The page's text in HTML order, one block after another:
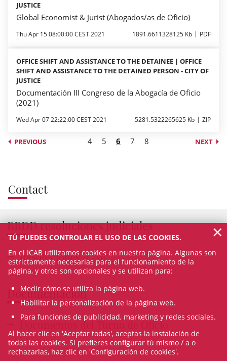
JUSTICE
Global Economist & Jurist (Abogados/as de Oficio)
Thu Apr 15 08:00:00 CEST 2021 1891.6611328125 Kb PDF
OFFICE SHIFT AND ASSISTANCE TO THE DETAINEE | OFFICE
SHIFT AND ASSISTANCE TO THE DETAINED PERSON - CITY OF
JUSTICE
Documentación III Congreso de la Abogacía de Oficio
(2021)
Wed Apr 07 22:22:00 CEST 2021 5281.5322265625 Kb ZIP
PREVIOUS 4 5 6 7 8 NEXT
Contact
BBDD resoluciones judiciales
Resoluciones ICAB
Documentación
Documentos del Turno de Oficio
TÚ PUEDES CONTROLAR EL USO DE LAS COOKIES.
En el ICAB utilizamos cookies en nuestra página. Algunas son
estrictamente necesarias para el funcionamiento de la
página, y otros son opcionales y se utilizan para:
Medir cómo se utiliza la página web.
Habilitar la personalización de la página web.
Para funciones de publicidad, marketing y redes sociales.
Al hacer clic en 'Aceptar todas', aceptas la instalación de
todas las cookies. Si prefieres configurar tú mismo / a o
rechazarlas, haz clic en 'Configuración de cookies'.
×